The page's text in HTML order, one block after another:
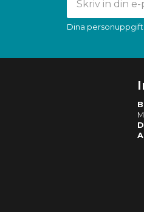
Dina